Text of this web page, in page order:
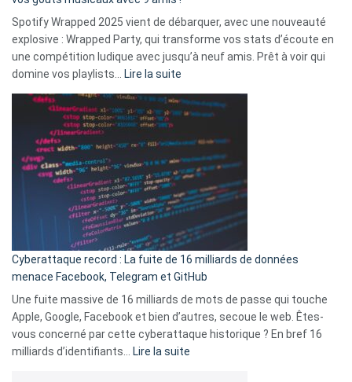
Solly
change
la
des
3
secondes
Spotify Wrapped 2025 vient de débarquer, avec une nouveauté
explosive : Wrapped Party, qui transforme vos stats d’écoute en
une compétition ludique avec jusqu’à neuf amis. Prêt à voir qui
domine vos playlists…
Lire la suite
Wrapped
est
là
:
Le
Wrapped
Party
pour
comparer
vos
goûts
musicaux
avec
9
Cyberattaque record : La fuite de 16 milliards de données
menace Facebook, Telegram et GitHub
Une fuite massive de 16 milliards de mots de passe qui touche
Apple, Google, Facebook et bien d’autres, secoue le web. Êtes-
vous concerné par cette cyberattaque historique ? En bref 16
milliards d’identifiants…
Lire la suite